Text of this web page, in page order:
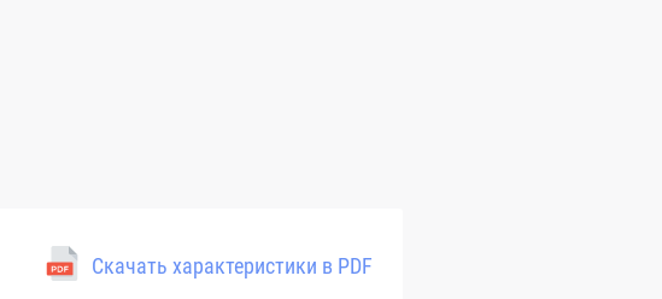
Скачать характеристики в PDF